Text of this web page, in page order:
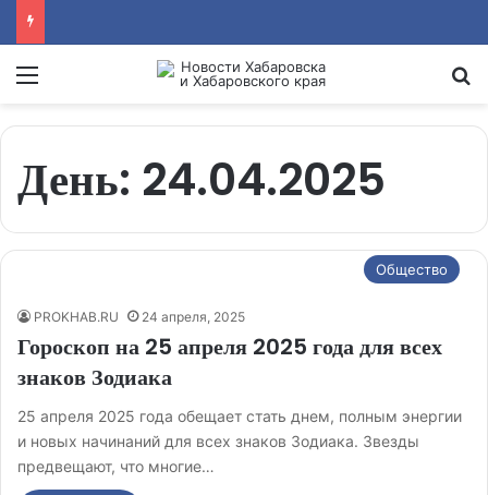
Menu
День: 24.04.2025
Общество
PROKHAB.RU 24 апреля, 2025
Гороскоп на 25 апреля 2025 года для всех
знаков Зодиака
25 апреля 2025 года обещает стать днем, полным энергии
и новых начинаний для всех знаков Зодиака. Звезды
предвещают, что многие…